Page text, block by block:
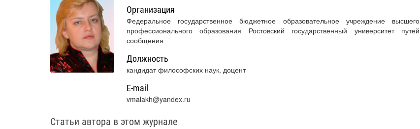
Организация
Федеральное государственное бюджетное образовательное учреждение высшего
профессионального образования Ростовский государственный университет путей
сообщения
Должность
кандидат философских наук, доцент
E-mail
vmalakh@yandex.ru
Статьи автора в этом журнале